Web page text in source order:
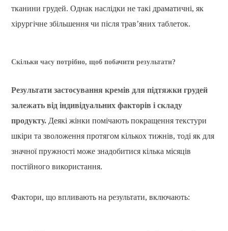
тканини грудей. Однак наслідки не такі драматичні, як
хірургічне збільшення чи після трав’яних таблеток.
Скільки часу потрібно, щоб побачити результати?
Результати застосування кремів для підтяжки грудей
залежать від індивідуальних факторів і складу
продукту. Деякі жінки помічають покращення текстури
шкіри та зволоження протягом кількох тижнів, тоді як для
значної пружності може знадобитися кілька місяців
постійного використання.
Фактори, що впливають на результати, включають: